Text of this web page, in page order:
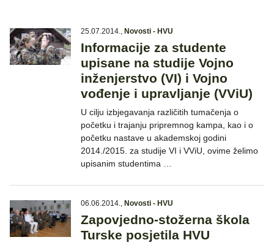
25.07.2014., Novosti - HVU
Informacije za studente
upisane na studije Vojno
inženjerstvo (VI) i Vojno
vođenje i upravljanje (VViU)
U cilju izbjegavanja različitih tumačenja o
početku i trajanju pripremnog kampa, kao i o
početku nastave u akademskoj godini
2014./2015. za studije VI i VViU, ovime želimo
upisanim studentima …
06.06.2014., Novosti - HVU
Zapovjedno-stožerna škola
Turske posjetila HVU